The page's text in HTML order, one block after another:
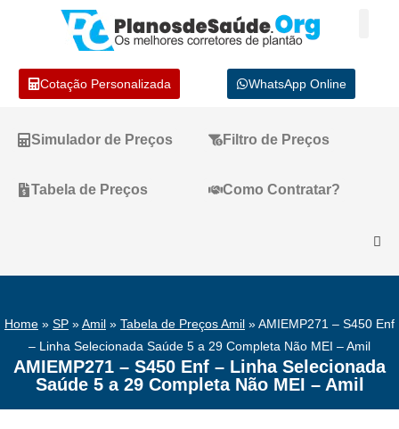
Cotação Personalizada WhatsApp Online
Simulador de Preços Filtro de Preços
Tabela de Preços Como Contratar?
Home » SP » Amil » Tabela de Preços Amil » AMIEMP271 – S450 Enf
– Linha Selecionada Saúde 5 a 29 Completa Não MEI – Amil
AMIEMP271 – S450 Enf – Linha Selecionada
Saúde 5 a 29 Completa Não MEI – Amil